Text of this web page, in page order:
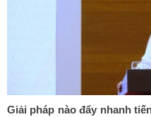
Giải pháp nào đẩy nhanh